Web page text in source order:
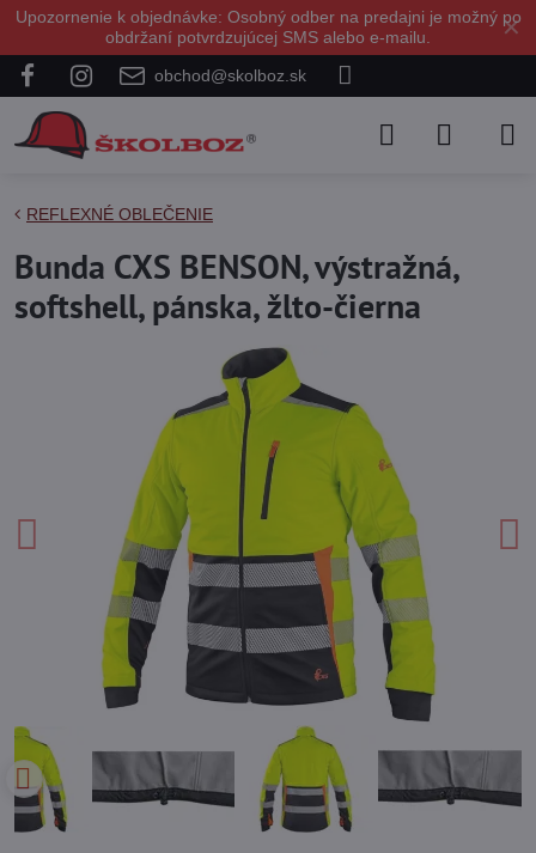
✕
Upozornenie k objednávke: Osobný odber na predajni je možný po
obdržaní potvrdzujúcej SMS alebo e-mailu.
obchod@skolboz.sk
REFLEXNÉ OBLEČENIE
Bunda CXS BENSON, výstražná,
softshell, pánska, žlto-čierna